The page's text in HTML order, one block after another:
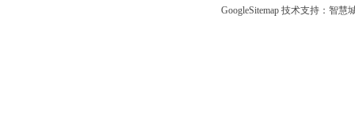
GoogleSitemap技术支持： 智慧